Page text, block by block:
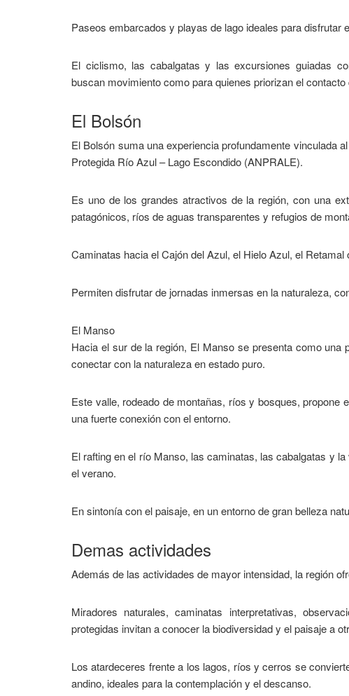
Paseos embarcados y playas de lago ideales para disfrutar
El ciclismo, las cabalgatas y las excursiones guiadas
buscan movimiento como para quienes priorizan el contacto
El Bolsón
El Bolsón suma una experiencia profundamente vinculada
Protegida Río Azul – Lago Escondido (ANPRALE).
Es uno de los grandes atractivos de la región, con una
patagónicos, ríos de aguas transparentes y refugios de
Caminatas hacia el Cajón del Azul, el Hielo Azul, el Retamal
Permiten disfrutar de jornadas inmersas en la naturaleza,
El Manso
Hacia el sur de la región, El Manso se presenta como
conectar con la naturaleza en estado puro.
Este valle, rodeado de montañas, ríos y bosques, propone
una fuerte conexión con el entorno.
El rafting en el río Manso, las caminatas, las cabalgatas y
el verano.
En sintonía con el paisaje, en un entorno de gran belleza
Demas actividades
Además de las actividades de mayor intensidad, la región
Miradores naturales, caminatas interpretativas,
protegidas invitan a conocer la biodiversidad y el paisaje a
Los atardeceres frente a los lagos, ríos y cerros se
andino, ideales para la contemplación y el descanso.